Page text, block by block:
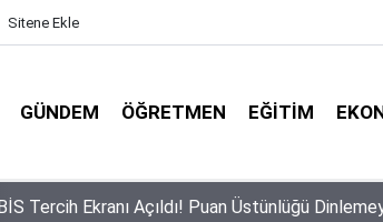
Sitene Ekle
GÜNDEM ÖĞRETMEN EĞITIM
Gözü Bu Takvimde! 2026-2027 Eğitim